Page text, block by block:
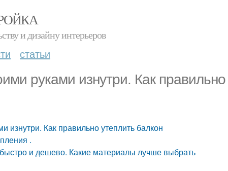
и дизайну интерьеров
статьи
руками изнутри. Как правильно
изнутри. Как правильно утеплить балкон
.
и дешево. Какие материалы лучше выбрать